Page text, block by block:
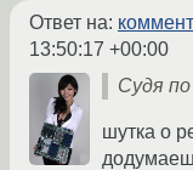
Ответ на:
13:50:17 +00:00
Судя
шутка о